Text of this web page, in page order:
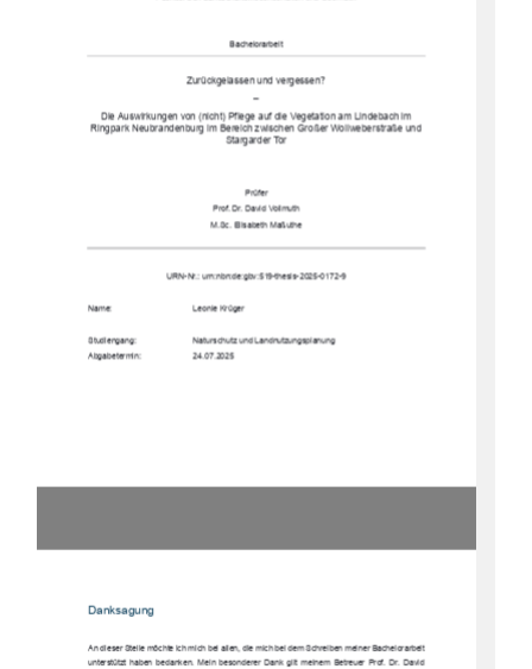
Bachelorarbeit
Zurückgelassen und vergessen?
–
Die Auswirkungen von (nicht) Pflege auf die Vegetation am Lindebach im
Ringpark Neubrandenburg im Bereich zwischen Großer Wollweberstraße und
Stargarder Tor
Prüfer
Prof. Dr. David Vollmuth
M.Sc. Elisabeth Maßuthe
URN-Nr.: urn:nbn:de:gbv:519-thesis-2025-0172-9
Name:                                                Leonie            Krüger
Studiengang: Naturschutz und Landnutzungsplanung
Abgabetermin:                      24.07.2025
Danksagung
An dieser Stelle möchte ich mich bei allen, die mich bei dem Schreiben meiner Bachelorarbeit
unterstützt  haben  bedanken.  Mein  besonderer Dank  gilt  meinem  Betreuer  Prof.  Dr.  David